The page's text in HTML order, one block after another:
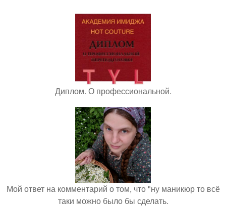
Диплом. О профессиональной.
Мой ответ на комментарий о том, что "ну маникюр то всё
таки можно было бы сделать.